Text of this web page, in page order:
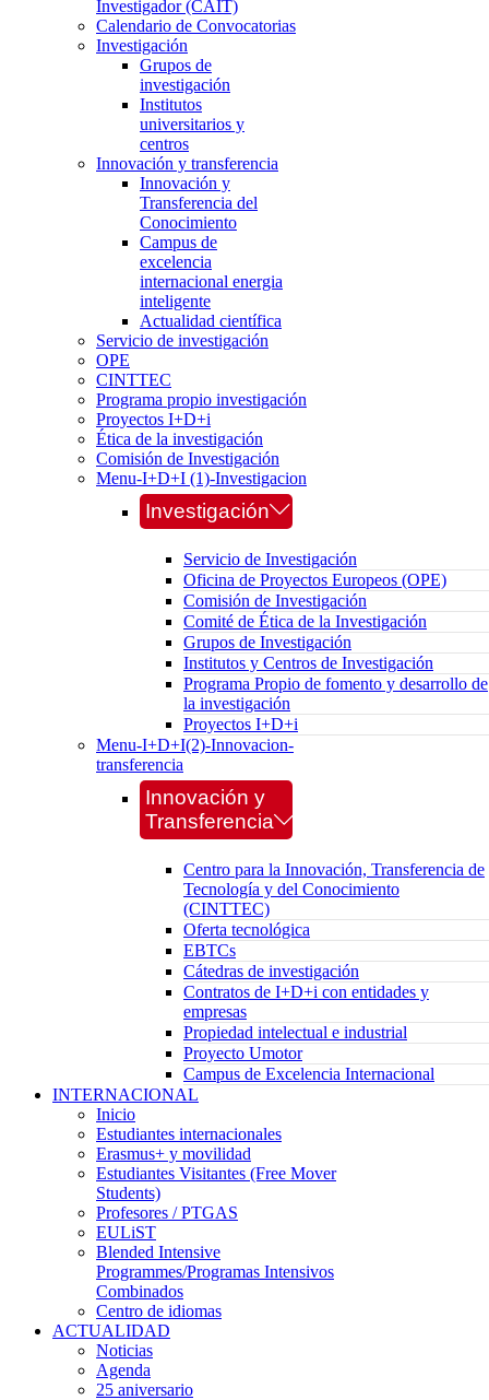
Investigador (CAIT)
Calendario de Convocatorias
Investigación
Grupos de
investigación
Institutos
universitarios y
centros
Innovación y transferencia
Innovación y
Transferencia del
Conocimiento
Campus de
excelencia
internacional energia
inteligente
Actualidad científica
Servicio de investigación
OPE
CINTTEC
Programa propio investigación
Proyectos I+D+i
Ética de la investigación
Comisión de Investigación
Menu-I+D+I (1)-Investigacion
Investigación
Servicio de Investigación
Oficina de Proyectos Europeos (OPE)
Comisión de Investigación
Comité de Ética de la Investigación
Grupos de Investigación
Institutos y Centros de Investigación
Programa Propio de fomento y desarrollo de
la investigación
Proyectos I+D+i
Menu-I+D+I(2)-Innovacion-
transferencia
Innovación y
Transferencia
Centro para la Innovación, Transferencia de
Tecnología y del Conocimiento
(CINTTEC)
Oferta tecnológica
EBTCs
Cátedras de investigación
Contratos de I+D+i con entidades y
empresas
Propiedad intelectual e industrial
Proyecto Umotor
Campus de Excelencia Internacional
INTERNACIONAL
Inicio
Estudiantes internacionales
Erasmus+ y movilidad
Estudiantes Visitantes (Free Mover
Students)
Profesores / PTGAS
EULiST
Blended Intensive
Programmes/Programas Intensivos
Combinados
Centro de idiomas
ACTUALIDAD
Noticias
Agenda
25 aniversario